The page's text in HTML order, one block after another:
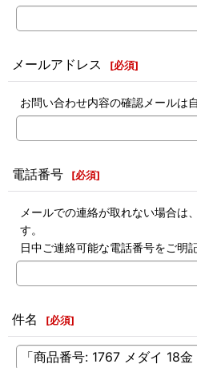
メールアドレス [必須]
お問い合わせ内容の確認メールは
電話番号 [必須]
メールでの連絡が取れない場合は
す。
日中ご連絡可能な電話番号をご明
件名 [必須]